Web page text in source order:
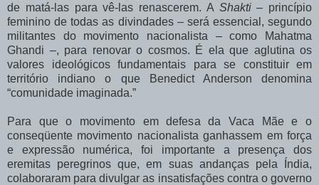
de matá-las para vê-las renascerem. A Shakti – princípio
feminino de todas as divindades – será essencial, segundo
militantes do movimento nacionalista – como Mahatma
Ghandi –, para renovar o cosmos. É ela que aglutina os
valores ideológicos fundamentais para se constituir em
território indiano o que Benedict Anderson denomina
“comunidade imaginada.”
Para que o movimento em defesa da Vaca Mãe e o
conseqüente movimento nacionalista ganhassem em força
e expressão numérica, foi importante a presença dos
eremitas peregrinos que, em suas andanças pela Índia,
colaboraram para divulgar as insatisfações contra o governo